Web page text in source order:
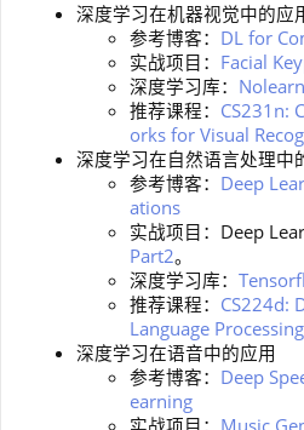
深度学习在机器视觉中的应
参考博客： DL for
实战项目： Facial
深度学习库： Nolearn
推荐课程： CS231n:
orks for Visual
深度学习在自然语言处理中
参考博客： Deep
ations
实战项目：Deep
Part2。
深度学习库：
推荐课程： CS224d:
Language Processing
深度学习在语音中的应用
参考博客： Deep
earning